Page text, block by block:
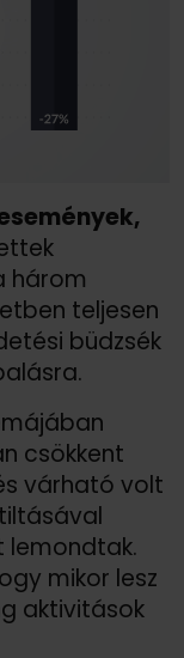
három
teljesen
büdzsék
csökkent
várható volt
lemondtak.
mikor lesz
aktivitások